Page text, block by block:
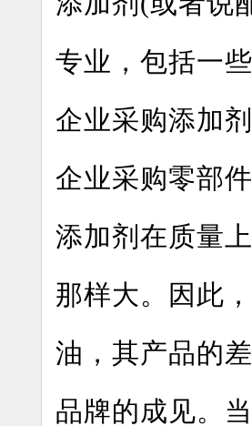
专业，包括一
企业采购添加
企业采购零部
添加剂在质量
那样大。因此
油，其产品的
品牌的成见。